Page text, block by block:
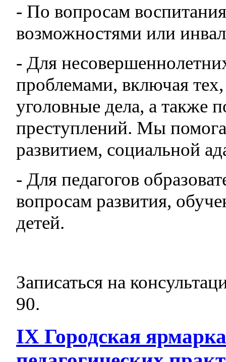
- По вопросам
возможностями или
- Для
проблемами, включая тех,
уголовные дела, а также
преступлений. Мы
развитием, социальной
- Для педагогов
вопросам развития,
детей.
Записаться на
90.
IX Городская